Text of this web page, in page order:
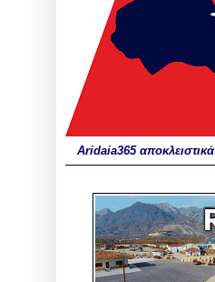
Aridaia365 αποκλειστικά